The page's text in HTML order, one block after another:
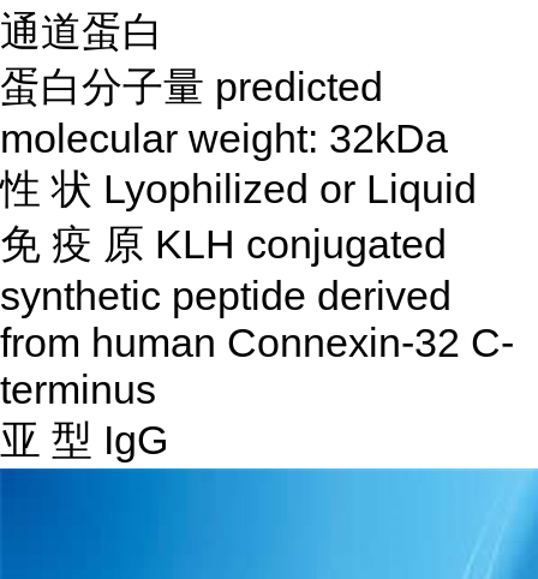
通道蛋白
蛋白分子量 predicted
molecular weight: 32kDa
性 状 Lyophilized or Liquid
免 疫 原 KLH conjugated
synthetic peptide derived
from human Connexin-32 C-
terminus
亚 型 IgG